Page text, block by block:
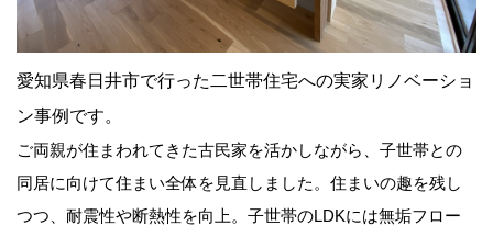
愛知県春日井市で行った二世帯住宅への実家リノベーショ
ン事例です。
ご両親が住まわれてきた古民家を活かしながら、子世帯との
同居に向けて住まい全体を見直しました。住まいの趣を残し
つつ、耐震性や断熱性を向上。子世帯のLDKには無垢フロー